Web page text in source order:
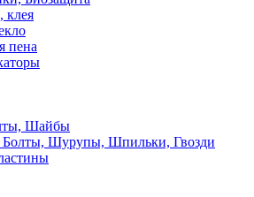
клея
пена
Шайбы
Болты, Шурупы, Шпильки, Гвозди